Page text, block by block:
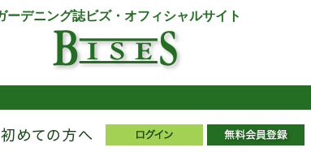
ーデニング誌ビズ・オフィシャルサイト